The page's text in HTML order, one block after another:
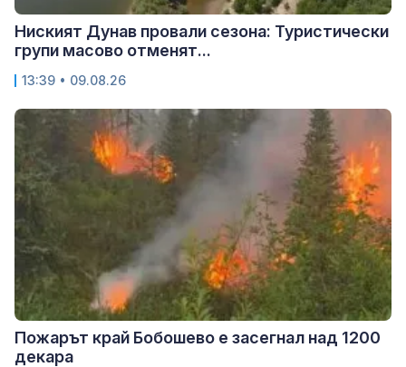
Ниският Дунав провали сезона: Туристически
групи масово отменят...
13:39 • 09.08.26
Пожарът край Бобошево е засегнал над 1200
декара